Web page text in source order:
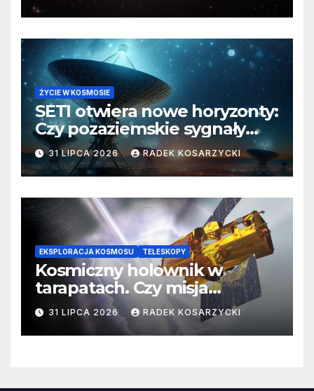
ŻYCIE W KOSMOSIE
SETI otwiera nowe horyzonty:
Czy pozaziemskie sygnały
czekają w nieoczekiwanych
miejscach?
31 LIPCA 2026 RADEK KOSARZYCKI
EKSPLORACJA KOSMOSU TELESKOPY
Kosmiczny holownik w
tarapatach. Czy misja
ratowania Teleskopu Swift
jest zagrożona?
31 LIPCA 2026 RADEK KOSARZYCKI